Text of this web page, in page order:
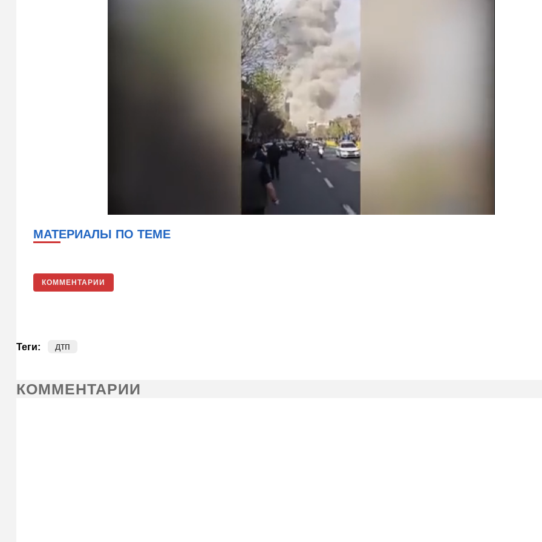
МАТЕРИАЛЫ ПО ТЕМЕ
КОММЕНТАРИИ
Теги: дтп
КОММЕНТАРИИ